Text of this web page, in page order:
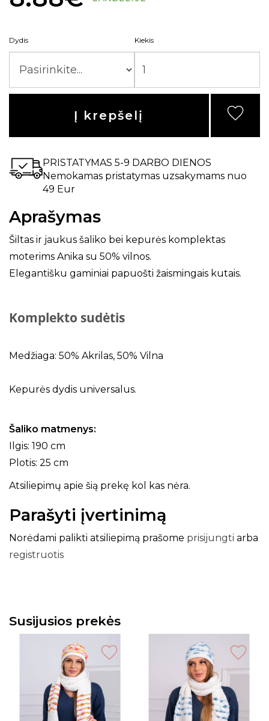
Dydis Kiekis
Į krepšelį
PRISTATYMAS 5-9 DARBO DIENOS
Nemokamas pristatymas uzsakymams nuo
49 Eur
Aprašymas
Šiltas ir jaukus šaliko bei kepurės komplektas
moterims Anika su 50% vilnos.
Elegantišku gaminiai papuošti žaismingais kutais.
Komplekto sudėtis
Medžiaga: 50% Akrilas, 50% Vilna
Kepurės dydis universalus.
Šaliko matmenys:
Ilgis: 190 cm
Plotis: 25 cm
Atsiliepimų apie šią prekę kol kas nėra.
Parašyti įvertinimą
Norėdami palikti atsiliepimą prašome prisijungti arba
registruotis
Susijusios prekės